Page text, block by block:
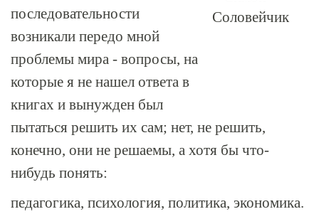
последовательности
возникали передо мной
проблемы мира - вопросы, на
которые я не нашел ответа в
книгах и вынужден был
пытаться решить их сам; нет, не решить,
конечно, они не решаемы, а хотя бы что-
нибудь понять:
педагогика, психология, политика, экономика.